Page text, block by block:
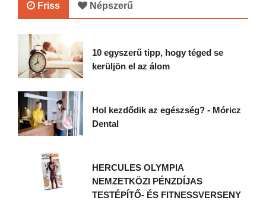
Friss Népszerű
10 egyszerű tipp, hogy téged se
kerüljön el az álom
Hol kezdődik az egészség? - Móricz
Dental
HERCULES OLYMPIA
NEMZETKÖZI PÉNZDÍJAS
TESTÉPÍTŐ- ÉS FITNESSVERSENY